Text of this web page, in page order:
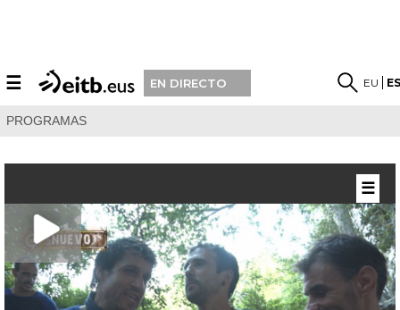
☰ EN DIRECTO EU
PROGRAMAS
☰